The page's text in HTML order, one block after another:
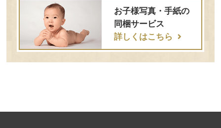
お子様写真・手紙の
同梱サービス
詳しくはこちら